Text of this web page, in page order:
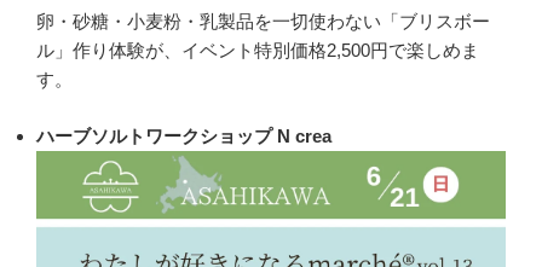
卵・砂糖・小麦粉・乳製品を一切使わない「ブリスボー
ル」作り体験が、イベント特別価格2,500円で楽しめま
す。
ハーブソルトワークショップ N crea